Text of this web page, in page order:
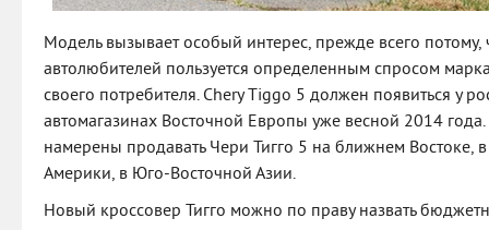
Модель вызывает особый интерес, прежде всего потому,
автолюбителей пользуется определенным спросом
своего потребителя. Chery Tiggo 5 должен появиться у
автомагазинах Восточной Европы уже весной 2014
намерены продавать Чери Тигго 5 на ближнем
Америки, в Юго-Восточной Азии.
Новый кроссовер Тигго можно по праву назвать